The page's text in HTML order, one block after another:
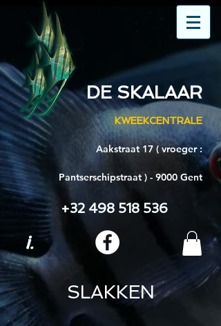
DE SKALAAR
KWEEKCENTRALE
Aakstraat 17 ( vroeger :
Pantserschipstraat ) - 9000 Gent
+32 498 518 536
i.
SLAKKEN